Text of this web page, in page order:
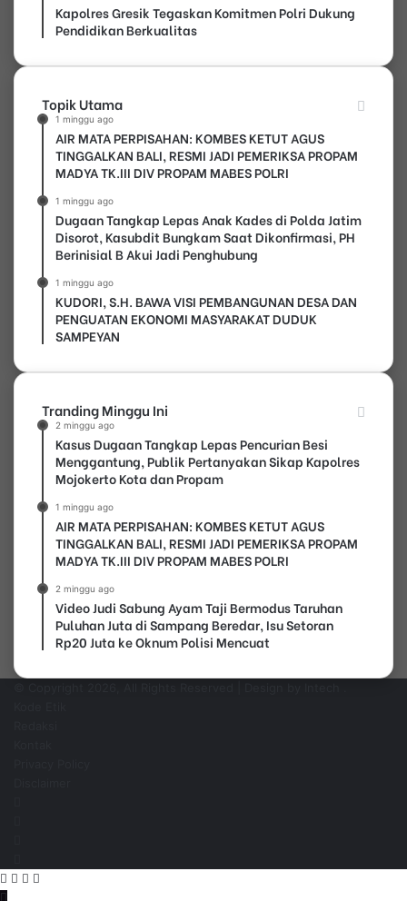
Kapolres Gresik Tegaskan Komitmen Polri Dukung
Pendidikan Berkualitas
Topik Utama
1 minggu ago
AIR MATA PERPISAHAN: KOMBES KETUT AGUS
TINGGALKAN BALI, RESMI JADI PEMERIKSA PROPAM
MADYA TK.III DIV PROPAM MABES POLRI
1 minggu ago
Dugaan Tangkap Lepas Anak Kades di Polda Jatim
Disorot, Kasubdit Bungkam Saat Dikonfirmasi, PH
Berinisial B Akui Jadi Penghubung
1 minggu ago
KUDORI, S.H. BAWA VISI PEMBANGUNAN DESA DAN
PENGUATAN EKONOMI MASYARAKAT DUDUK
SAMPEYAN
Tranding Minggu Ini
2 minggu ago
Kasus Dugaan Tangkap Lepas Pencurian Besi
Menggantung, Publik Pertanyakan Sikap Kapolres
Mojokerto Kota dan Propam
1 minggu ago
AIR MATA PERPISAHAN: KOMBES KETUT AGUS
TINGGALKAN BALI, RESMI JADI PEMERIKSA PROPAM
MADYA TK.III DIV PROPAM MABES POLRI
2 minggu ago
Video Judi Sabung Ayam Taji Bermodus Taruhan
Puluhan Juta di Sampang Beredar, Isu Setoran
Rp20 Juta ke Oknum Polisi Mencuat
Facebook
Pinterest
WhatsApp